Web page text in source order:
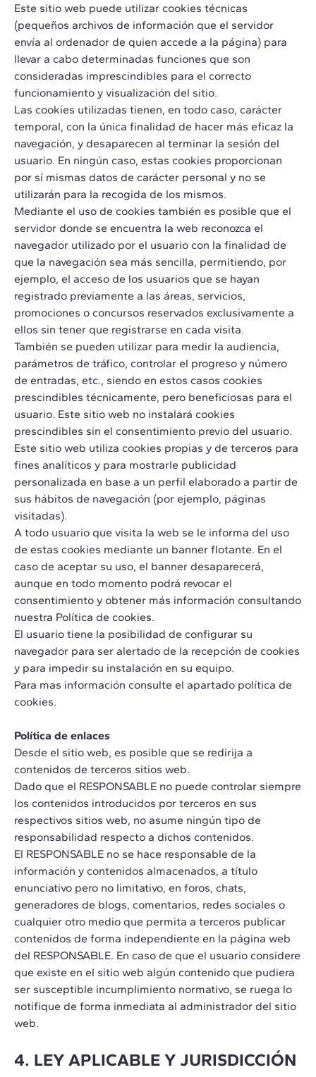
Este sitio web puede utilizar cookies técnicas
(pequeños archivos de información que el servidor
envía al ordenador de quien accede a la página) para
llevar a cabo determinadas funciones que son
consideradas imprescindibles para el correcto
funcionamiento y visualización del sitio.
Las cookies utilizadas tienen, en todo caso, carácter
temporal, con la única finalidad de hacer más eficaz la
navegación, y desaparecen al terminar la sesión del
usuario. En ningún caso, estas cookies proporcionan
por sí mismas datos de carácter personal y no se
utilizarán para la recogida de los mismos.
Mediante el uso de cookies también es posible que el
servidor donde se encuentra la web reconozca el
navegador utilizado por el usuario con la finalidad de
que la navegación sea más sencilla, permitiendo, por
ejemplo, el acceso de los usuarios que se hayan
registrado previamente a las áreas, servicios,
promociones o concursos reservados exclusivamente a
ellos sin tener que registrarse en cada visita.
También se pueden utilizar para medir la audiencia,
parámetros de tráfico, controlar el progreso y número
de entradas, etc., siendo en estos casos cookies
prescindibles técnicamente, pero beneficiosas para el
usuario. Este sitio web no instalará cookies
prescindibles sin el consentimiento previo del usuario.
Este sitio web utiliza cookies propias y de terceros para
fines analíticos y para mostrarle publicidad
personalizada en base a un perfil elaborado a partir de
sus hábitos de navegación (por ejemplo, páginas
visitadas).
A todo usuario que visita la web se le informa del uso
de estas cookies mediante un banner flotante. En el
caso de aceptar su uso, el banner desaparecerá,
aunque en todo momento podrá revocar el
consentimiento y obtener más información consultando
nuestra Política de cookies.
El usuario tiene la posibilidad de configurar su
navegador para ser alertado de la recepción de cookies
y para impedir su instalación en su equipo.
Para mas información consulte el apartado política de
cookies.
Política de enlaces
Desde el sitio web, es posible que se redirija a
contenidos de terceros sitios web.
Dado que el RESPONSABLE no puede controlar siempre
los contenidos introducidos por terceros en sus
respectivos sitios web, no asume ningún tipo de
responsabilidad respecto a dichos contenidos.
El RESPONSABLE no se hace responsable de la
información y contenidos almacenados, a título
enunciativo pero no limitativo, en foros, chats,
generadores de blogs, comentarios, redes sociales o
cualquier otro medio que permita a terceros publicar
contenidos de forma independiente en la página web
del RESPONSABLE. En caso de que el usuario considere
que existe en el sitio web algún contenido que pudiera
ser susceptible incumplimiento normativo, se ruega lo
notifique de forma inmediata al administrador del sitio
web.
4. LEY APLICABLE Y JURISDICCIÓN